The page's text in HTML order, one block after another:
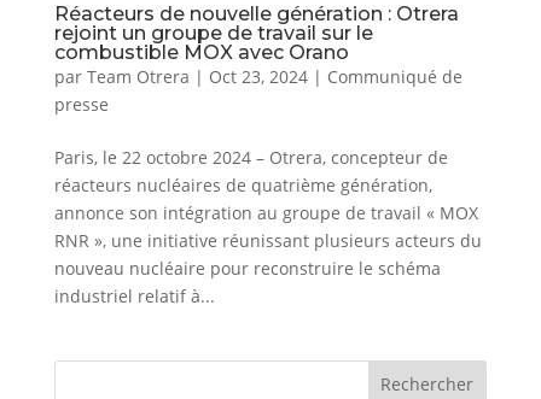
Réacteurs de nouvelle génération : Otrera
rejoint un groupe de travail sur le
combustible MOX avec Orano
par Team Otrera | Oct 23, 2024| Communiqué de
presse
Paris, le 22 octobre 2024 – Otrera, concepteur de
réacteurs nucléaires de quatrième génération,
annonce son intégration au groupe de travail « MOX
RNR », une initiative réunissant plusieurs acteurs du
nouveau nucléaire pour reconstruire le schéma
industriel relatif à...
Rechercher